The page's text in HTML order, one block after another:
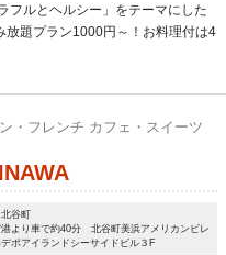
フルとヘルシー」をテーマにした
放題プラン1000円～！お料理付は4
・フレンチ カフェ・スイーツ
谷町
港より車で約40分 北谷町美浜アメリカンビレ
デポアイランドシーサイドビル３F